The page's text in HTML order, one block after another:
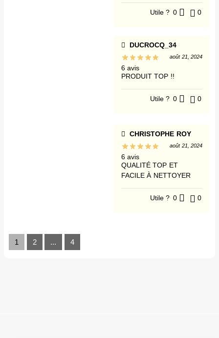
Utile ? 0 0
DUCROCQ_34
6 avis
août 21, 2024
PRODUIT TOP !!
Utile ? 0 0
CHRISTOPHE ROY
6 avis
août 21, 2024
QUALITÉ TOP ET
FACILE À NETTOYER
Utile ? 0 0
1 2 ... 4